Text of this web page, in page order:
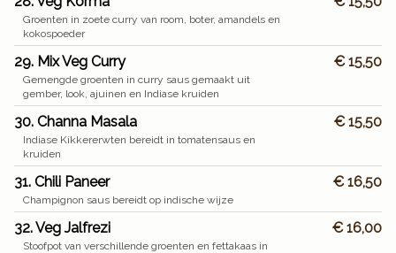
Groenten in zoete curry van room, boter, amandels en
kokospoeder
29. Mix Veg Curry
Gemengde groenten in curry saus gemaakt uit
gember, look, ajuinen en Indiase kruiden
€ 15,50
30. Channa Masala
Indiase Kikkererwten bereidt in tomatensaus en
kruiden
€ 15,50
31. Chili Paneer
Champignon saus bereidt op indische wijze
€ 16,50
32. Veg Jalfrezi
Stoofpot van verschillende groenten en fettakaas in
€ 16,00